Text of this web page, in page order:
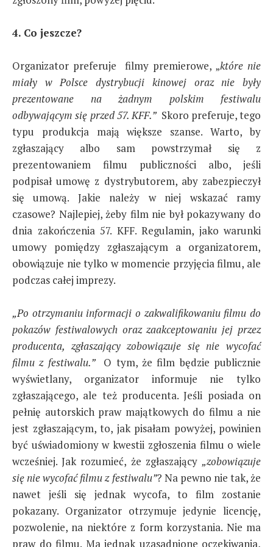
4. Co jeszcze?
Organizator preferuje filmy premierowe, „które nie
miały w Polsce dystrybucji kinowej oraz nie były
prezentowane na żadnym polskim festiwalu
odbywającym się przed 57. KFF.” Skoro preferuje, tego
typu produkcja mają większe szanse. Warto, by
zgłaszający albo sam powstrzymał się z
prezentowaniem filmu publiczności albo, jeśli
podpisał umowę z dystrybutorem, aby zabezpieczył
się umową. Jakie należy w niej wskazać ramy
czasowe? Najlepiej, żeby film nie był pokazywany do
dnia zakończenia 57. KFF. Regulamin, jako warunki
umowy pomiędzy zgłaszającym a organizatorem,
obowiązuje nie tylko w momencie przyjęcia filmu, ale
podczas całej imprezy.
„Po otrzymaniu informacji o zakwalifikowaniu filmu do
pokazów festiwalowych oraz zaakceptowaniu jej przez
producenta, zgłaszający zobowiązuje się nie wycofać
filmu z festiwalu.” O tym, że film będzie publicznie
wyświetlany, organizator informuje nie tylko
zgłaszającego, ale też producenta. Jeśli posiada on
pełnię autorskich praw majątkowych do filmu a nie
jest zgłaszającym, to, jak pisałam powyżej, powinien
być uświadomiony w kwestii zgłoszenia filmu o wiele
wcześniej. Jak rozumieć, że zgłaszający „zobowiązuje
się nie wycofać filmu z festiwalu”? Na pewno nie tak, że
nawet jeśli się jednak wycofa, to film zostanie
pokazany. Organizator otrzymuje jedynie licencję,
pozwolenie, na niektóre z form korzystania. Nie ma
praw do filmu. Ma jednak uzasadnione oczekiwania,